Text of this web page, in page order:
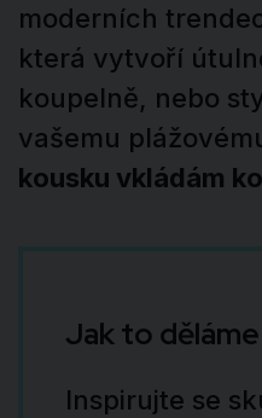
moderních
která vytvoří
koupelně, nebo
vašemu
kousku vkládám
Jak to
Inspirujte se